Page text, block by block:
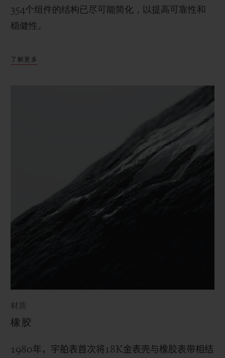
354个组件的结构已尽可能简化，以提高可靠性和
稳健性。
了解更多
材质
橡胶
1980年，宇舶表首次将18K金表壳与橡胶表带相结